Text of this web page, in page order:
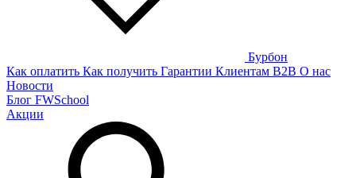
Бурбон
Как оплатить Как получить Гарантии Клиентам B2B О нас
Новости
Блог FWSchool
Акции